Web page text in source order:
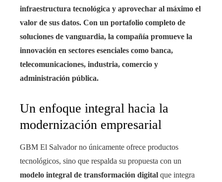
infraestructura tecnológica y aprovechar al máximo el
valor de sus datos. Con un portafolio completo de
soluciones de vanguardia, la compañía promueve la
innovación en sectores esenciales como banca,
telecomunicaciones, industria, comercio y
administración pública.
Un enfoque integral hacia la
modernización empresarial
GBM El Salvador no únicamente ofrece productos
tecnológicos, sino que respalda su propuesta con un
modelo integral de transformación digital que integra